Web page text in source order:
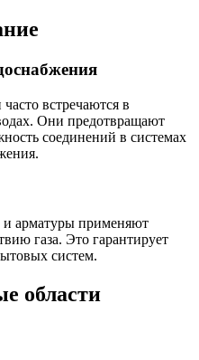
встречаются в
Они предотвращают
соединений в системах
и арматуры применяют
газа. Это гарантирует
систем.
области